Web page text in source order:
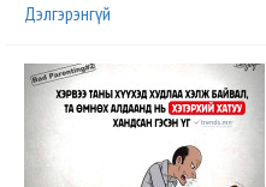
Дэлгэрэнгүй